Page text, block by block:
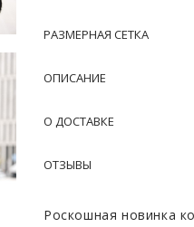
РАЗМЕРНАЯ СЕТКА
ОПИСАНИЕ
О ДОСТАВКЕ
ОТЗЫВЫ
Роскошная новинка